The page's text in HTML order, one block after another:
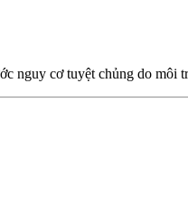
nguy cơ tuyệt chủng do môi